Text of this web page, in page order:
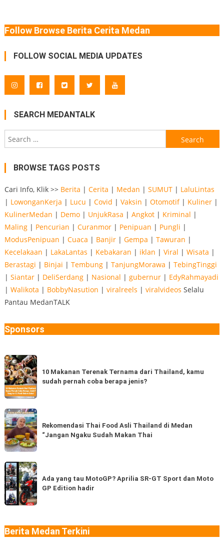
Follow Browse Berita Cerita Medan
FOLLOW SOCIAL MEDIA UPDATES
SEARCH MEDANTALK
Search
for:
BROWSE TAGS POSTS
Cari Info, Klik >> Berita | Cerita | Medan | SUMUT| LaluLintas
| LowonganKerja | Lucu | Covid | Vaksin | Otomotif| Kuliner|
KulinerMedan | Demo| UnjukRasa | Angkot| Kriminal |
Maling| Pencurian | Curanmor| Penipuan | Pungli |
ModusPenipuan | Cuaca | Banjir| Gempa | Tawuran |
Kecelakaan | LakaLantas | Kebakaran | iklan | Viral | Wisata |
Berastagi | Binjai | Tembung| TanjungMorawa | TebingTinggi
| Siantar| DeliSerdang| Nasional | gubernur| EdyRahmayadi
| Walikota | BobbyNasution | viralreels | viralvideos Selalu
Pantau MedanTALK
Sponsors
10
Makanan
Terenak
Ternama
dari
Thailand,
kamu
sudah
coba
berapa
jenis?
10 Makanan Terenak Ternama dari Thailand, kamu
sudah pernah coba berapa jenis?
Rekomendasi
Thai
Food
Asli
Thailand
di
Medan
“Jangan
Makan
Rekomendasi Thai Food Asli Thailand di Medan
“Jangan Ngaku Sudah Makan Thai
Ada
yang
tau
MotoGP?
SR-
GT
Ada yang tau MotoGP? Aprilia SR-GT Sport dan Moto
GP Edition hadir
Berita Medan Terkini